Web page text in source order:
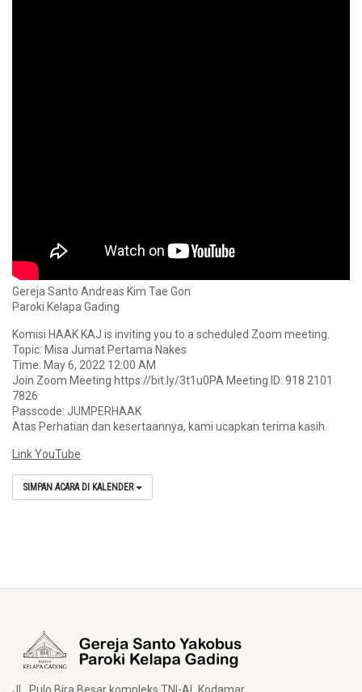
Gereja Santo Andreas Kim Tae Gon
Paroki Kelapa Gading
Komisi HAAK KAJ is inviting you to a scheduled Zoom meeting.
Topic: Misa Jumat Pertama Nakes
Time: May 6, 2022 12:00 AM
Join Zoom Meeting https://bit.ly/3t1u0PA Meeting ID: 918 2101
7826
Passcode: JUMPERHAAK
Atas Perhatian dan kesertaannya, kami ucapkan terima kasih.
Link YouTube
SIMPAN ACARA DI KALENDER